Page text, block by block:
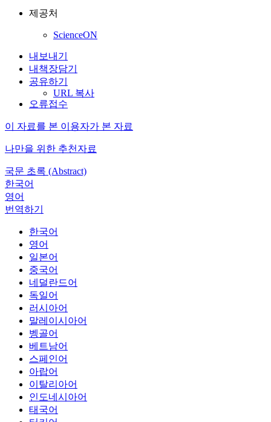
제공처
ScienceON
내보내기
내책장담기
공유하기
URL 복사
오류접수
이 자료를 본 이용자가 본 자료
나만을 위한 추천자료
국문 초록 (Abstract)
한국어
영어
번역하기
한국어
영어
일본어
중국어
네덜란드어
독일어
러시아어
말레이시아어
벵골어
베트남어
스페인어
아랍어
이탈리아어
인도네시아어
태국어